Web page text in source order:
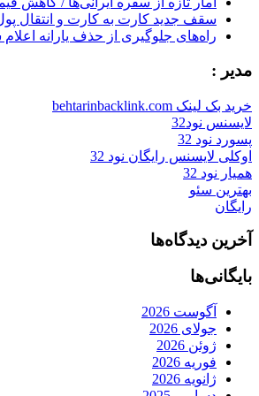
سقف جدید کارت به کارت و انتقال
راه‌های جلوگیری از حذف یارانه
مدیر :
خرید بک لینک behtarinbacklink.com
لایسنس نود32
پسورد نود 32
اوکلی لایسنس رایگان نود 32
همیار نود 32
بهترین سئو
رایگان
آخرین دیدگاه‌ها
بایگانی‌ها
آگوست 2026
جولای 2026
ژوئن 2026
فوریه 2026
ژانویه 2026